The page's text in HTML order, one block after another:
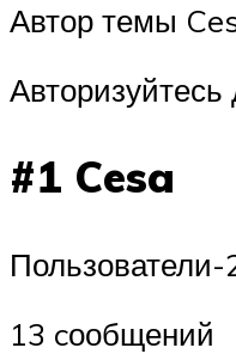
Автор темы
#1 Cesa
Пользователи-
13 cообщений